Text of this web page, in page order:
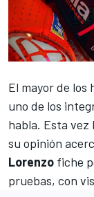
El mayor de los
uno de los
habla. Esta vez
su opinión
Lorenzo fiche
pruebas, con